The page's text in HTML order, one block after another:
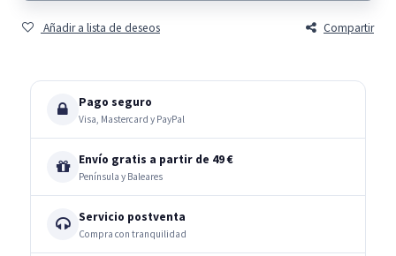
Añadir a lista de deseos Compartir
Pago seguro
Visa, Mastercard y PayPal
Envío gratis a partir de 49 €
Península y Baleares
Servicio postventa
Compra con tranquilidad